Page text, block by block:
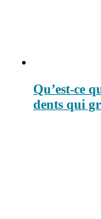
Qu’est-ce
dents qui